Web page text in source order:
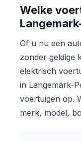
Welke
Of u nu een
zonder geldige
elektrisch
in Langemark-
voertuigen op.
merk, model,